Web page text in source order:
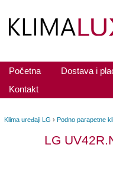
Početna Dostava i
Kontakt
Klima uređaji LG › Podno parapetne
LG